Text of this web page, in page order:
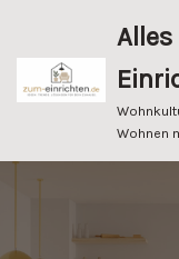
Zum
Inhalt
Wohnen